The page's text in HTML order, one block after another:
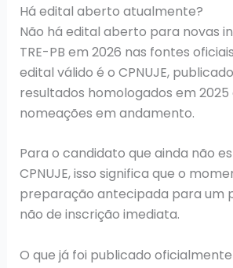
Há edital aberto atualmente?
Não há edital aberto para novas
TRE-PB em 2026 nas fontes
edital válido é o CPNUJE,
resultados homologados em 2025
nomeações em andamento.
Para o candidato que ainda não
CPNUJE, isso significa que o
preparação antecipada para um
não de inscrição imediata.
O que já foi publicado oficialmente